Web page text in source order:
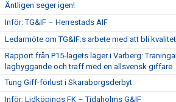
Äntligen seger igen!
Inför: TG&IF – Herrestads AIF
Ledarmöte om TG&IF:s arbete med att bli
Rapport från P15-lagets läger i Varberg:
lagbyggande och träff med en allsvensk giffare
Tung Giff-förlust i Skaraborgsderbyt
Inför: Lidköpings FK – Tidaholms G&IF